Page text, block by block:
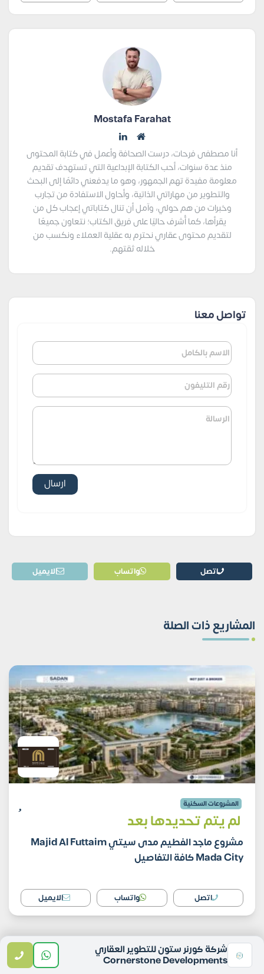
Mostafa Farahat
أنا مصطفى فرحات، درست الصحافة وأعمل في كتابة المحتوى
منذ عدة سنوات، أحب الكتابة الإبداعية التي تستهدف تقديم
معلومة مفيدة تهم الجمهور، وهو ما يدفعني دائمًا إلى البحث
والتطوير من مهاراتي الذاتية، وأحاول الاستفادة من تجارب
وخبرات من هم حولي، وآمل أن تنال كتاباتي إعجاب كل من
يقرأها، كما أُشرف حاليًا على فريق الكتاب؛ نتعاون جميعًا
لتقديم محتوى عقاري نحترم به عقلية العملاء ونكسب من
خلاله ثقتهم.
تواصل معنا
اتصل واتساب الايميل
المشاريع ذات الصلة
المشروعات السكنية
لم يتم تحديدها بعد
مشروع ماجد الفطيم مدى سيتي Majid Al Futtaim
Mada City كافة التفاصيل
اتصل واتساب الايميل
شركة كورنر ستون للتطوير العقاري
Cornerstone Developments